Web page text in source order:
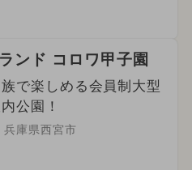
ンド コロワ甲子園
で楽しめる会員制大型
公園！
兵庫県西宮市